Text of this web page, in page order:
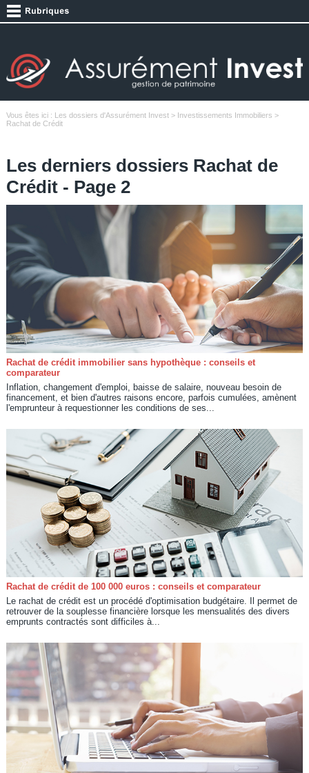
Vous êtes ici : Les dossiers d'Assurément Invest> Investissements Immobiliers >
Rachat de Crédit
Les derniers dossiers Rachat de
Crédit - Page 2
Rachat de crédit immobilier sans hypothèque : conseils et
comparateur
Inflation, changement d'emploi, baisse de salaire, nouveau besoin de
financement, et bien d'autres raisons encore, parfois cumulées, amènent
l'emprunteur à requestionner les conditions de ses...
Rachat de crédit de 100 000 euros : conseils et comparateur
Le rachat de crédit est un procédé d'optimisation budgétaire. Il permet de
retrouver de la souplesse financière lorsque les mensualités des divers
emprunts contractés sont difficiles à...